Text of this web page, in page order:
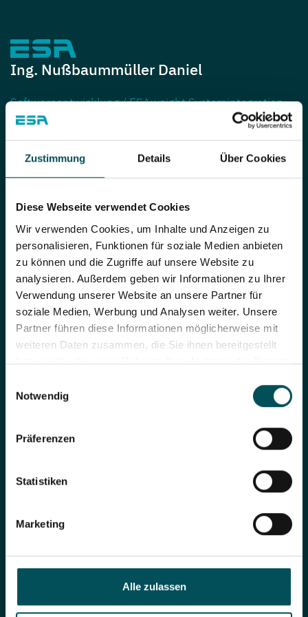
Zustimmung Details Über Cookies
Diese Webseite verwendet Cookies
Wir verwenden Cookies, um Inhalte und Anzeigen zu
personalisieren, Funktionen für soziale Medien anbieten
zu können und die Zugriffe auf unsere Website zu
analysieren. Außerdem geben wir Informationen zu Ihrer
Verwendung unserer Website an unsere Partner für
soziale Medien, Werbung und Analysen weiter. Unsere
Partner führen diese Informationen möglicherweise mit
weiteren Daten zusammen, die Sie ihnen bereitgestellt
haben oder die sie im Rahmen Ihrer Nutzung der Dienste
Notwendig
Präferenzen
Statistiken
Marketing
Alle zulassen
Ing. Nußbaummüller Daniel
Softwareentwicklung / ESAweight Systemintegration
+43 7253 7515-0
Seite teilen